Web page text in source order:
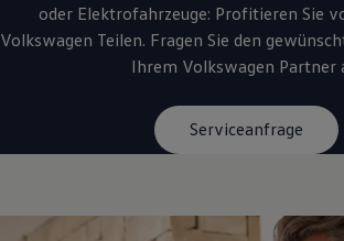
oder Elektrofahrzeuge: Profitieren Sie
Volkswagen Teilen. Fragen Sie den
Ihrem Volkswagen Partner
Serviceanfrage